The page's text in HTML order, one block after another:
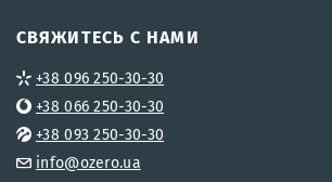
СВЯЖИТЕСЬ С НАМИ
+38 096 250-30-30
+38 066 250-30-30
+38 093 250-30-30
info@ozero.ua